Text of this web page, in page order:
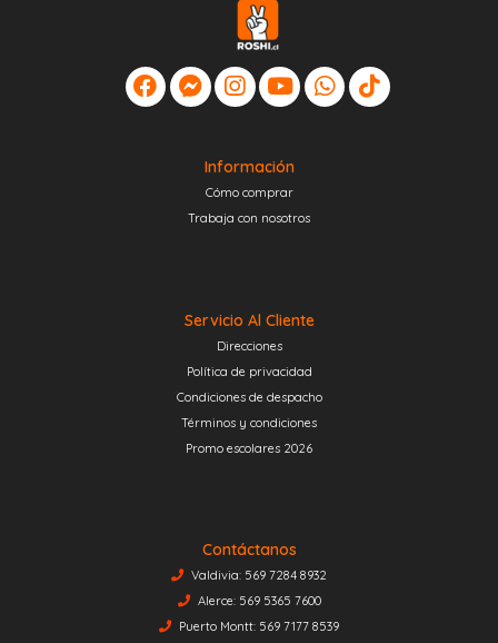
Información
Cómo comprar
Trabaja con nosotros
Servicio Al Cliente
Direcciones
Política de privacidad
Condiciones de despacho
Términos y condiciones
Promo escolares 2026
Contáctanos
Valdivia: 569 7284 8932
Alerce: 569 5365 7600
Puerto Montt: 569 7177 8539